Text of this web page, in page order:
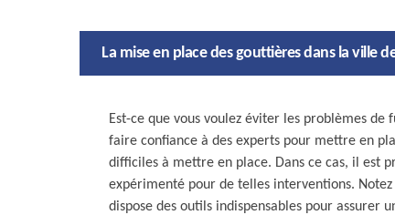
La mise en place des gouttières dans la ville
Est-ce que vous voulez éviter les problèmes
faire confiance à des experts pour mettre en
difficiles à mettre en place. Dans ce cas, il est
expérimenté pour de telles interventions. Notez
dispose des outils indispensables pour assurer